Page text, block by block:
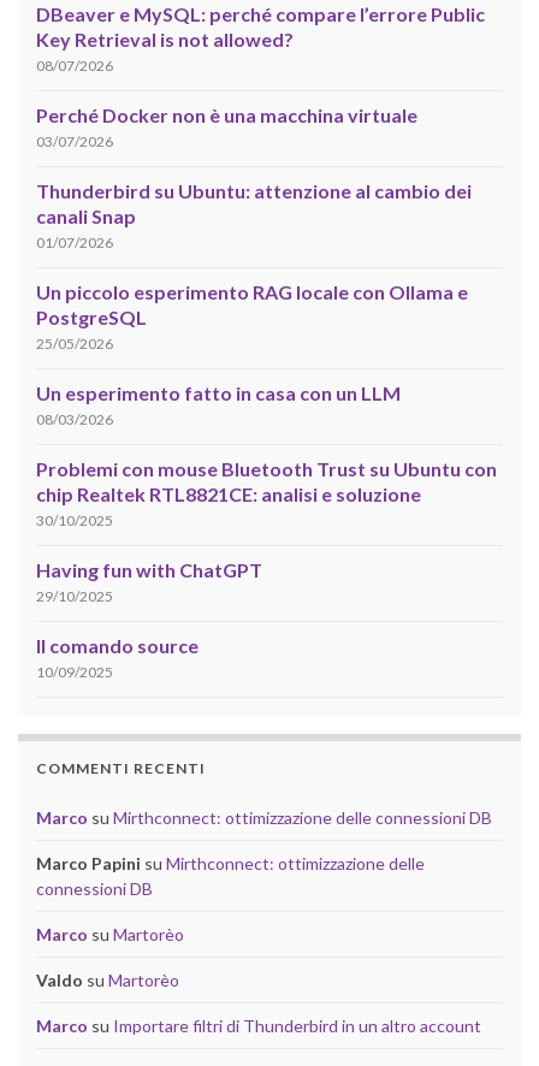
DBeaver e MySQL: perché compare l’errore Public
Key Retrieval is not allowed?
08/07/2026
Perché Docker non è una macchina virtuale
03/07/2026
Thunderbird su Ubuntu: attenzione al cambio dei
canali Snap
01/07/2026
Un piccolo esperimento RAG locale con Ollama e
PostgreSQL
25/05/2026
Un esperimento fatto in casa con un LLM
08/03/2026
Problemi con mouse Bluetooth Trust su Ubuntu con
chip Realtek RTL8821CE: analisi e soluzione
30/10/2025
Having fun with ChatGPT
29/10/2025
Il comando source
10/09/2025
COMMENTI RECENTI
Marco su Mirthconnect: ottimizzazione delle connessioni DB
Marco Papini su Mirthconnect: ottimizzazione delle
connessioni DB
Marco su Martorèo
Valdo su Martorèo
Marco su Importare filtri di Thunderbird in un altro account